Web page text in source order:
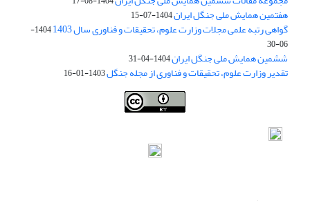
هفتمین همایش ملی جنگل ایران1404-07-15
گواهی رتبه علمی مجلات وزارت علوم، تحقیقات و فناوری سال 1403
1404-
06-30
ششمین همایش ملی جنگل ایران1404-04-31
تقدیر وزارت علوم، تحقیقات و فناوری از مجله جنگل1403-01-16